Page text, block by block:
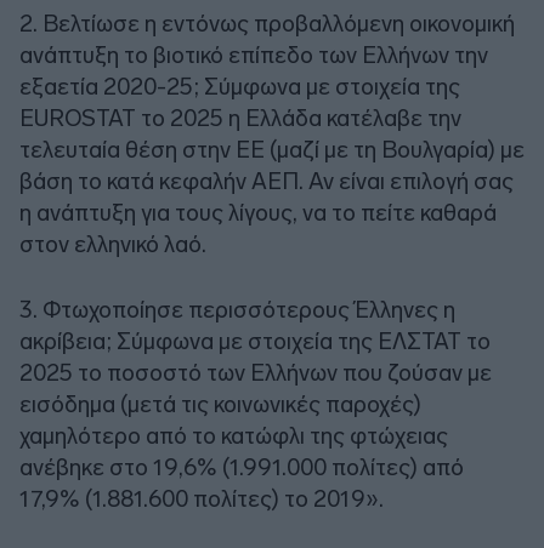
2. Βελτίωσε η εντόνως προβαλλόμενη οικονομική
ανάπτυξη το βιοτικό επίπεδο των Ελλήνων την
εξαετία 2020-25; Σύμφωνα με στοιχεία της
EUROSTAT το 2025 η Ελλάδα κατέλαβε την
τελευταία θέση στην ΕΕ (μαζί με τη Βουλγαρία) με
βάση το κατά κεφαλήν ΑΕΠ. Αν είναι επιλογή σας
η ανάπτυξη για τους λίγους, να το πείτε καθαρά
στον ελληνικό λαό.
3. Φτωχοποίησε περισσότερους Έλληνες η
ακρίβεια; Σύμφωνα με στοιχεία της ΕΛΣΤΑΤ το
2025 το ποσοστό των Ελλήνων που ζούσαν με
εισόδημα (μετά τις κοινωνικές παροχές)
χαμηλότερο από το κατώφλι της φτώχειας
ανέβηκε στο 19,6% (1.991.000 πολίτες) από
17,9% (1.881.600 πολίτες) το 2019».